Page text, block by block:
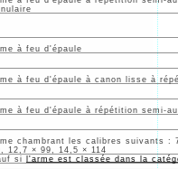
à feu d'épaule
à feu d'épaule à canon lisse à
à feu d'épaule à répétition semi-
chambrant les calibres suivants :
12,7 × 99, 14,5 × 114
si
l'arme est classée dans la